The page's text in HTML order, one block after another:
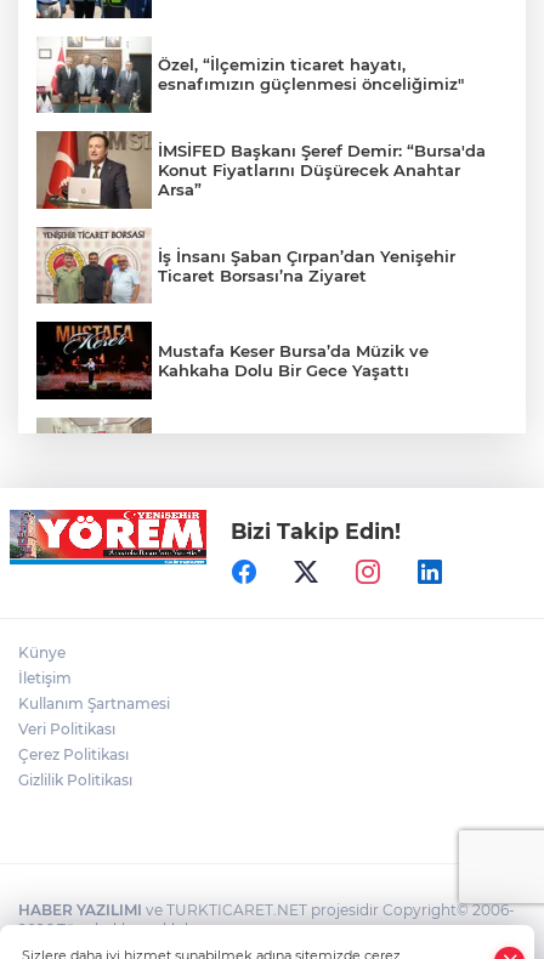
Özel, “İlçemizin ticaret hayatı,
esnafımızın güçlenmesi önceliğimiz"
İMSİFED Başkanı Şeref Demir: “Bursa'da
Konut Fiyatlarını Düşürecek Anahtar
Arsa”
İş İnsanı Şaban Çırpan’dan Yenişehir
Ticaret Borsası’na Ziyaret
Mustafa Keser Bursa’da Müzik ve
Kahkaha Dolu Bir Gece Yaşattı
YTSO’dan Yenişehir Şoförler ve
Otomobilciler Odası’na Ziyaret
Bizi Takip Edin!
Künye
İletişim
Kullanım Şartnamesi
Veri Politikası
Çerez Politikası
Gizlilik Politikası
HABER YAZILIMI ve TURKTICARET.NET projesidir Copyright© 2006-
2026 Tüm hakları saklıdır.
Sizlere daha iyi hizmet sunabilmek adına sitemizde çerez